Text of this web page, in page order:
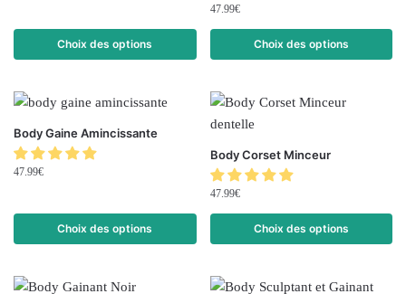
Choix des options
47.99€
Choix des options
Body Gaine Amincissante
47.99€
Choix des options
Body Corset Minceur
47.99€
Choix des options